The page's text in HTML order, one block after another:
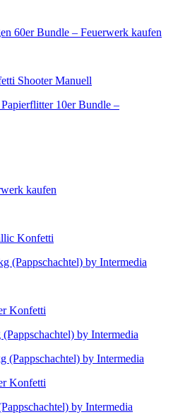
60er Bundle – Feuerwerk kaufen
Shooter Manuell
10er Bundle –
kaufen
Konfetti
(Pappschachtel) by Intermedia
Konfetti
by Intermedia
Konfetti
by Intermedia